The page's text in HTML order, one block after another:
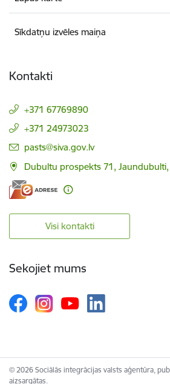
Sīkdatņu izvēles maiņa
Kontakti
+371 67769890
+371 24973023
E-pasts:
pasts@siva.gov.lv
Dubultu prospekts 71, Jaundubulti,
Visi kontakti
Sekojiet mums
© 2026 Sociālās integrācijas valsts aģentūra,
aizsargātas.